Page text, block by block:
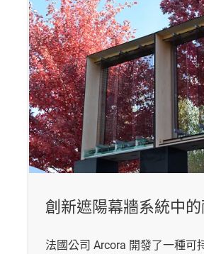
創新遮陽幕牆系統中
法國公司 Arcora 開發了一種可